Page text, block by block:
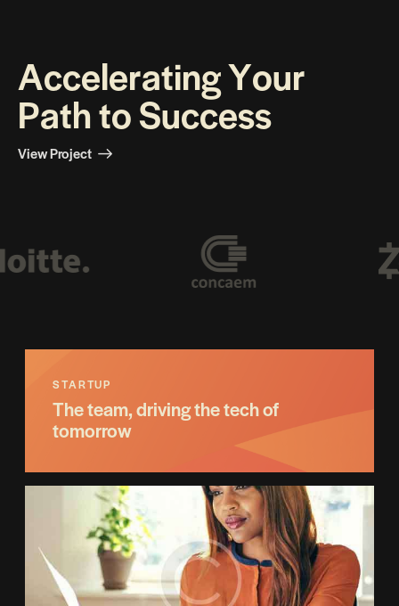
AcceleratingYour
PathtoSuccess
View Project
STARTUP
The team, driving the tech of
tomorrow